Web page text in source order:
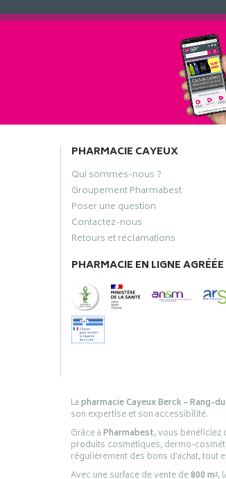
PHARMACIE CAYEUX
Qui sommes-nous ?
Groupement Pharmabest
Poser une question
Contactez-nous
Retours et réclamations
PHARMACIE EN LIGNE AGRÉÉE
Lapharmacie Cayeux Berck – Rang-
son expertise et son accessibilité.
Grâce àPharmabest, vous bénéficiez
produits cosmétiques, dermo-
régulièrement des bons d’achat, tout
Avec une surface de vente de800 m²,